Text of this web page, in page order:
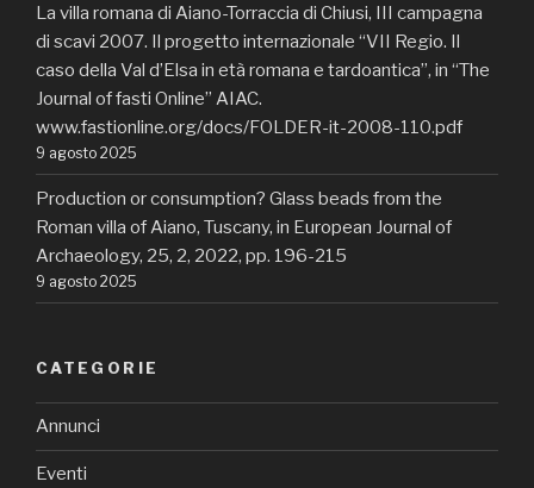
La villa romana di Aiano-Torraccia di Chiusi, III campagna
di scavi 2007. Il progetto internazionale “VII Regio. Il
caso della Val d’Elsa in età romana e tardoantica”, in “The
Journal of fasti Online” AIAC.
www.fastionline.org/docs/FOLDER-it-2008-110.pdf
9 agosto 2025
Production or consumption? Glass beads from the
Roman villa of Aiano, Tuscany, in European Journal of
Archaeology, 25, 2, 2022, pp. 196-215
9 agosto 2025
CATEGORIE
Annunci
Eventi